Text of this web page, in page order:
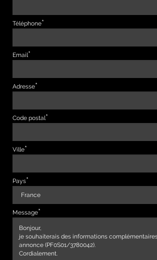
Téléphone
Email
Adresse
Code postal
Ville
Pays
Message